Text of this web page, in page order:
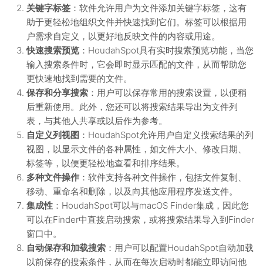
关键字标签 ：软件允许用户为文件添加关键字标签，这有
助于更轻松地组织文件并快速找到它们。标签可以根据用
户需求自定义，以更好地反映文件的内容或用途。
快速搜索预览 ：HoudahSpot具有实时搜索预览功能，当您
输入搜索条件时，它会即时显示匹配的文件，从而帮助您
更快速地找到需要的文件。
保存和分享搜索 ：用户可以保存常用的搜索设置，以便稍
后重新使用。此外，您还可以将搜索结果导出为文件列
表，与其他人共享或以后作为参考。
自定义列视图 ：HoudahSpot允许用户自定义搜索结果的列
视图，以显示文件的各种属性，如文件大小、修改日期、
标签等，以便更轻松地查看和排序结果。
多种文件操作 ：软件支持各种文件操作，包括文件复制、
移动、重命名和删除，以及向其他应用程序发送文件。
集成性 ：HoudahSpot可以与macOS Finder集成，因此您
可以在Finder中直接启动搜索，或将搜索结果导入到Finder
窗口中。
自动保存和加载搜索 ：用户可以配置HoudahSpot自动加载
以前保存的搜索条件，从而在每次启动时都能立即访问他